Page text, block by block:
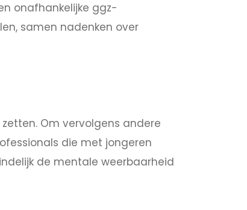
onafhankelijke ggz-
samen nadenken over
Om vervolgens andere
die met jongeren
de mentale weerbaarheid